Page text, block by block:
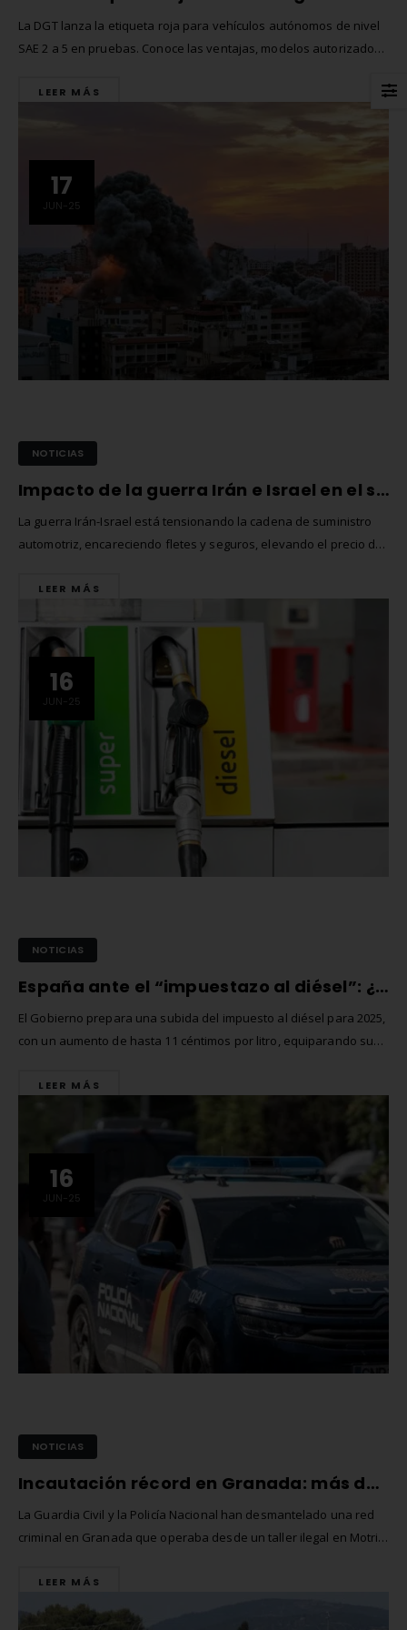
La DGT lanza la etiqueta roja para vehículos autónomos de nivel
SAE 2 a 5 en pruebas. Conoce las ventajas, modelos autorizados
innovación en conducción automatizada.
LEER MÁS
17
JUN-25
Impacto de la guerra Irán e Israel en el sector del automóvil
NOTICIAS
La guerra Irán-Israel está tensionando la cadena de suministro
automotriz, encareciendo fletes y seguros, elevando el precio de
analiza su impacto en España y propone estrategias para mitigar
LEER MÁS
16
JUN-25
España ante el “impuestazo al diésel”: ¿subida confirmada en 2025?
NOTICIAS
El Gobierno prepara una subida del impuesto al diésel para 2025,
con un aumento de hasta 11 céntimos por litro, equiparando su
de la Unión Europea, afectará a conductores particulares,
LEER MÁS
16
JUN-25
Incautación récord en Granada: más de 600 000 € en coches robados recuperados en Europa
NOTICIAS
La Guardia Civil y la Policía Nacional han desmantelado una red
criminal en Granada que operaba desde un taller ilegal en Motril,
en el mercado negro. En la operación se incautaron 13 vehículos
valorados en más de 600 000 € y se detuvo a...
LEER MÁS